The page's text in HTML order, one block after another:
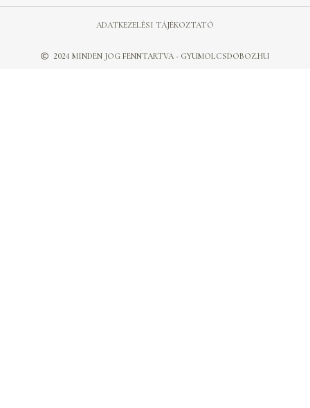
2024 MINDEN JOG FENNTARTVA - GYUMOLCSDOBOZ.HU
ADATKEZELÉSI TÁJÉKOZTATÓ